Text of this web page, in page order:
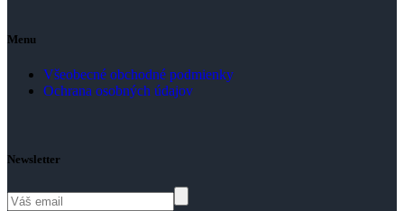
Menu
Všeobecné obchodné podmienky
Ochrana osobných údajov
Newsletter